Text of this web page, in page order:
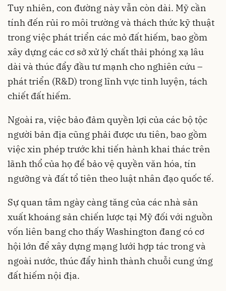
Tuy nhiên, con đường này vẫn còn dài. Mỹ cần
tính đến rủi ro môi trường và thách thức kỹ thuật
trong việc phát triển các mỏ đất hiếm, bao gồm
xây dựng các cơ sở xử lý chất thải phóng xạ lâu
dài và thúc đẩy đầu tư mạnh cho nghiên cứu –
phát triển (R&D) trong lĩnh vực tinh luyện, tách
chiết đất hiếm.
Ngoài ra, việc bảo đảm quyền lợi của các bộ tộc
người bản địa cũng phải được ưu tiên, bao gồm
việc xin phép trước khi tiến hành khai thác trên
lãnh thổ của họ để bảo vệ quyền văn hóa, tín
ngưỡng và đất tổ tiên theo luật nhân đạo quốc tế.
Sự quan tâm ngày càng tăng của các nhà sản
xuất khoáng sản chiến lược tại Mỹ đối với nguồn
vốn liên bang cho thấy Washington đang có cơ
hội lớn để xây dựng mạng lưới hợp tác trong và
ngoài nước, thúc đẩy hình thành chuỗi cung ứng
đất hiếm nội địa.